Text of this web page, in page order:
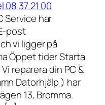
08 37 21 00
Service har
post
vi ligger på
Öppet tider Starta
reparera din PC &
Datorhjälp ) har
13, Bromma.